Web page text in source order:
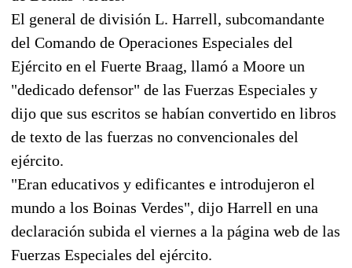
El general de división L. Harrell, subcomandante
del Comando de Operaciones Especiales del
Ejército en el Fuerte Braag, llamó a Moore un
"dedicado defensor" de las Fuerzas Especiales y
dijo que sus escritos se habían convertido en libros
de texto de las fuerzas no convencionales del
ejército.
"Eran educativos y edificantes e introdujeron el
mundo a los Boinas Verdes", dijo Harrell en una
declaración subida el viernes a la página web de las
Fuerzas Especiales del ejército.